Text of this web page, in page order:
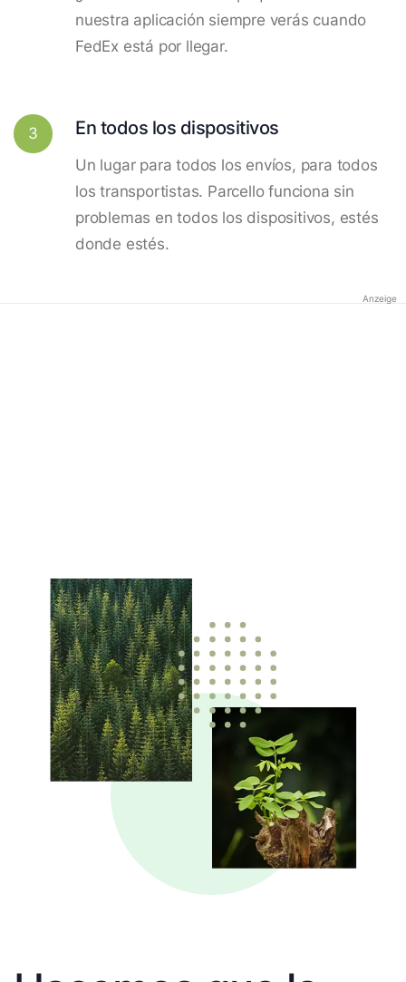
nuestra aplicación siempre verás cuando
FedEx está por llegar.
3 En todos los dispositivos
Un lugar para todos los envíos, para todos
los transportistas. Parcello funciona sin
problemas en todos los dispositivos, estés
donde estés.
Anzeige